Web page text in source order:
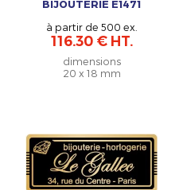
BIJOUTERIE E1471
à partir de 500 ex.
116.30 € HT.
dimensions
20 x 18 mm